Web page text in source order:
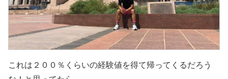
これは２００％くらいの経験値を得て帰ってくるだろう